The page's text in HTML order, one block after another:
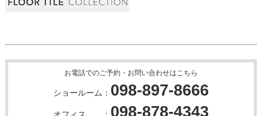
お電話でのご予約・お問い合わせはこちら
ショールーム： 098-897-8666
098-878-4343